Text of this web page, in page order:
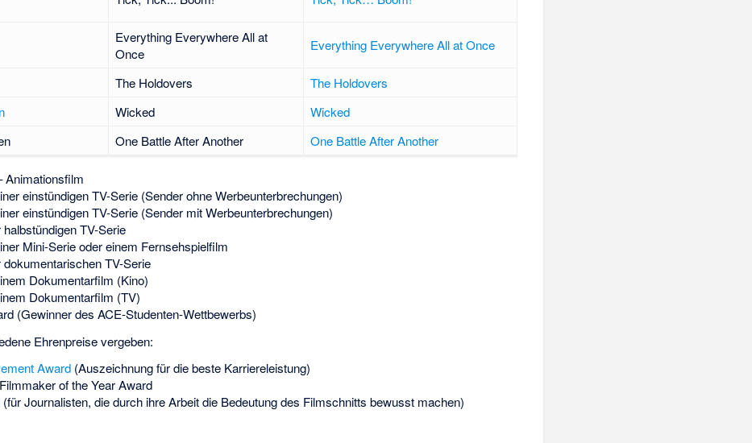
Everything Everywhere All at
Once
Everything Everywhere All at Once
The Holdovers
The Holdovers
Wicked
Wicked
One Battle After Another One Battle After Another
Animationsfilm
einstündigen TV-Serie (Sender ohne Werbeunterbrechungen)
einstündigen TV-Serie (Sender mit Werbeunterbrechungen)
TV-Serie
Mini-Serie oder einem Fernsehspielfilm
TV-Serie
Dokumentarfilm (Kino)
Dokumentarfilm (TV)
(Gewinner des ACE-Studenten-Wettbewerbs)
Ehrenpreise vergeben:
Award(Auszeichnung für die beste Karriereleistung)
of the Year Award
Journalisten, die durch ihre Arbeit die Bedeutung des Filmschnitts bewusst machen)